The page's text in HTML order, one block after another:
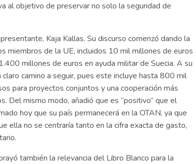
al objetivo de preservar no solo la seguridad de
Kaja Kallas. Su discurso comenzó dando la
miembros de la UE, incluidos 10 mil millones de euros
millones de euros en ayuda militar de Suecia. A su
camino a seguir, pues este incluye hasta 800 mil
para proyectos conjuntos y una cooperación más
Del mismo modo, añadió que es “positivo” que el
hoy que su país permanecerá en la OTAN, ya que
ella no se centraría tanto en la cifra exacta de gasto,
también la relevancia del Libro Blanco para la